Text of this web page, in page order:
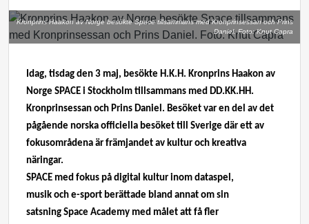
Kronprins Haakon av Norge besökte Space tillsammans med Kronprinsessan och Prins
Daniel. Foto: Knut Capra
Idag, tisdag den 3 maj, besökte H.K.H. Kronprins Haakon av
Norge SPACE i Stockholm tillsammans med DD.KK.HH.
Kronprinsessan och Prins Daniel. Besöket var en del av det
pågående norska officiella besöket till Sverige där ett av
fokusområdena är främjandet av kultur och kreativa
näringar.
SPACE med fokus på digital kultur inom dataspel,
musik och e-sport berättade bland annat om sin
satsning Space Academy med målet att få fler